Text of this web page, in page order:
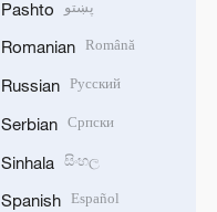
Pashto پښتو
Romanian Română
Russian Русский
Serbian Српски
Sinhala සිංහල
Spanish Español